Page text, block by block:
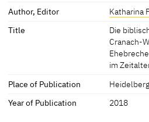
Author, Editor
Katharina
Title
Die
Cranach-
im
Place of Publication
Heidelberg
Year of Publication
2018